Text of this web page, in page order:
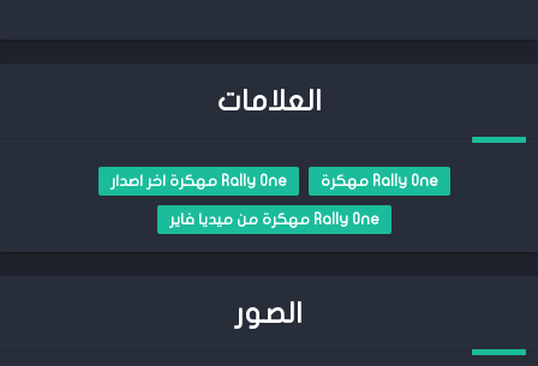
العلامات
Rally One مهكرة Rally One مهكرة اخر اصدار
Rally One مهكرة من ميديا فاير
الصور